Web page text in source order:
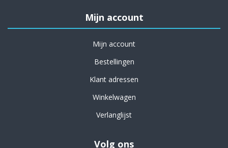
Mijn account
Mijn account
Bestellingen
Klant adressen
Winkelwagen
Verlanglijst
Volg ons